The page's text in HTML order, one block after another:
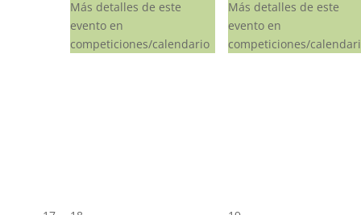
Más detalles de este
evento en
competiciones/calendario
Más detalles de este
evento en
competiciones/